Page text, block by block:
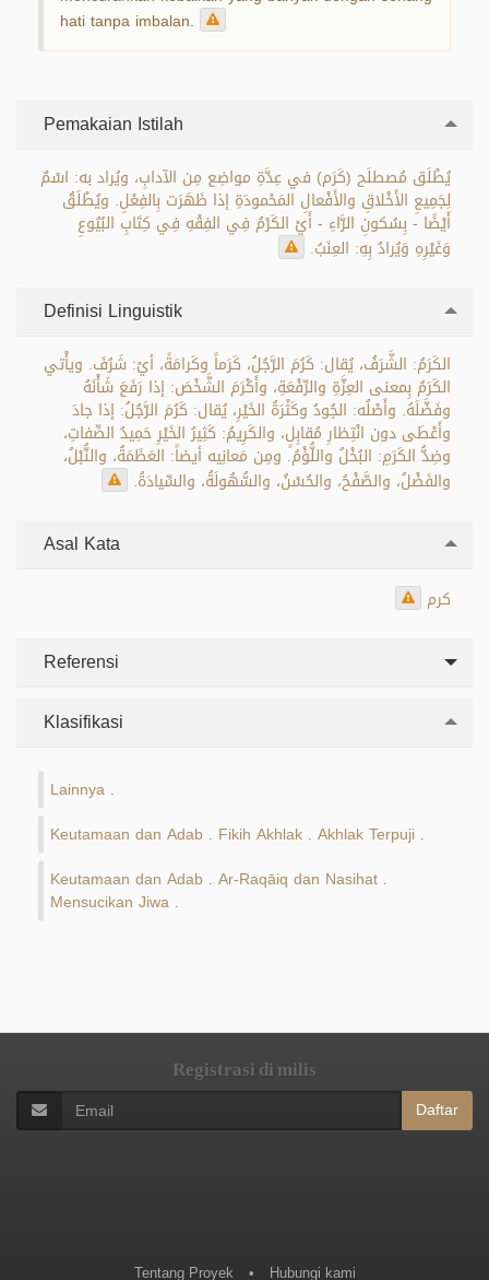
hati tanpa imbalan.
Pemakaian Istilah
يُطْلَق مُصطلَح (كَرَم) في عِدَّةِ مواضِع مِن الآدابِ، ويُراد به: اسْمٌ
لِجَمِيعِ الأَخْلاقِ والأَفْعالِ المَحْمودَةِ إذا ظَهَرَت بِالفِعْلِ. ويُطْلَقُ
أَيْضًا - بِسُكونِ الرَّاءِ - أَيْ الكَرْمُ فِي الفِقْهِ فِي كِتَابِ البُيُوعِ
وَغَيْرِهِ وَيُرادُ بِهِ: العِنَبُ.
Definisi Linguistik
الكَرَمُ: الشَّرَفُ، يُقال: كَرُمَ الرَّجُلُ، كَرَماً وكَرامَةً، أيْ: شَرُفَ. ويأْتي
الكَرَمُ بِمعنى العِزَّةِ والرِّفْعَةِ، وأَكْرَمَ الشَّخْصَ: إذا رَفَعَ شَأْنَهُ
وفَضَّلَهُ. وأَصْلُه: الجُودُ وكَثْرَةُ الخَيْرِ، يُقال: كَرُمَ الرَّجُلُ: إذا جادَ
وأَعْطَى دون انْتِظارِ مُقابِلٍ، والكَرِيمُ: كَثِيرُ الخَيْرِ حَمِيدُ الصِّفاتِ،
وضِدُّ الكَرَمِ: البُخْلُ واللُّؤْمُ. ومِن مَعانِيه أيضاً: العَظَمَةُ، والنُّبْلُ،
والفَضْلُ، والصَّفْحُ، والحُسْنُ، والسُّهُولَةُ، والسِّيادَةُ.
Asal Kata
كرم
Referensi
Klasifikasi
Lainnya
Keutamaan dan Adab Fikih Akhlak Akhlak Terpuji
Keutamaan dan Adab Ar-Raqāiq dan Nasihat
Mensucikan Jiwa
Registrasi di milis
Daftar
Tentang Proyek • Hubungi kami